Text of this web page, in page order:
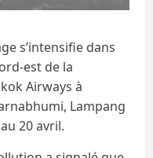
s’intensifie dans
est de la
Airways à
Lampang
20 avril.